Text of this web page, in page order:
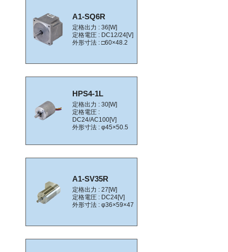
A1-SQ6R
定格出力 : 36[W]
定格電圧 : DC12/24[V]
外形寸法 : □60×48.2
HPS4-1L
定格出力 : 30[W]
定格電圧 :
DC24/AC100[V]
外形寸法 : φ45×50.5
A1-SV35R
定格出力 : 27[W]
定格電圧 : DC24[V]
外形寸法 : φ36×59×47